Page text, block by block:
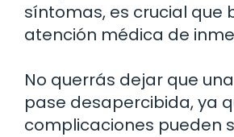
síntomas, es crucial que
atención médica de
No querrás dejar que
pase desapercibida, ya
complicaciones pueden